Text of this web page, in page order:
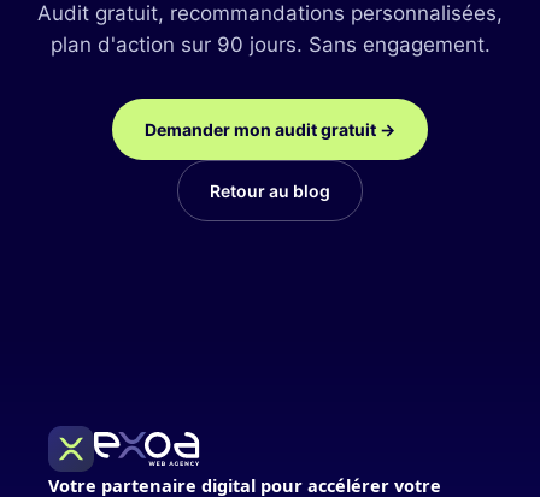
Audit gratuit, recommandations personnalisées,
plan d'action sur 90 jours. Sans engagement.
Demander mon audit gratuit →
Retour au blog
Votre partenaire digital pour accélérer votre